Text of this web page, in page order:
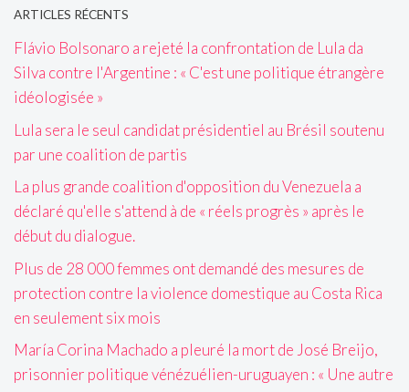
ARTICLES RÉCENTS
Flávio Bolsonaro a rejeté la confrontation de Lula da
Silva contre l'Argentine : « C'est une politique étrangère
idéologisée »
Lula sera le seul candidat présidentiel au Brésil soutenu
par une coalition de partis
La plus grande coalition d'opposition du Venezuela a
déclaré qu'elle s'attend à de « réels progrès » après le
début du dialogue.
Plus de 28 000 femmes ont demandé des mesures de
protection contre la violence domestique au Costa Rica
en seulement six mois
María Corina Machado a pleuré la mort de José Breijo,
prisonnier politique vénézuélien-uruguayen : « Une autre